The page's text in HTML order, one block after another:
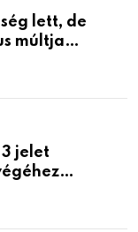
lett, de
múltja
3 jelet